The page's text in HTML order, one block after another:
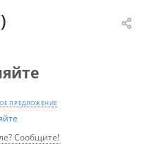
ПРЕДЛОЖЕНИЕ
Сообщите!